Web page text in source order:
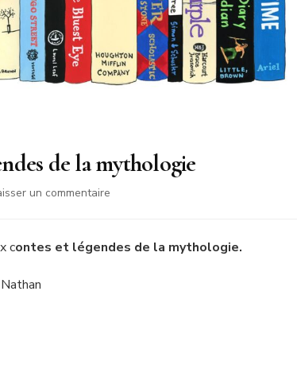
de la mythologie
un commentaire
et
contes et légendes de la mythologie.